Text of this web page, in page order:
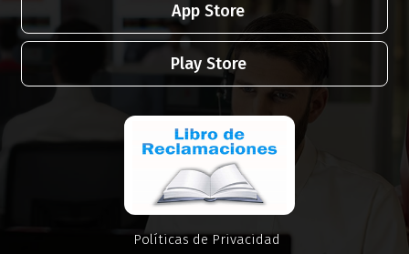
App Store
Play Store
Políticas de Privacidad